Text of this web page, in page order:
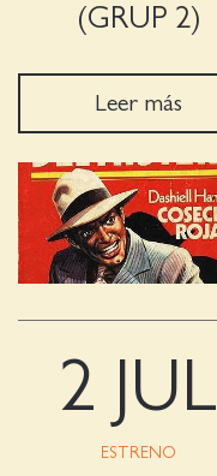
(GRUP 2)
Leer más
2 JUL
ESTRENO